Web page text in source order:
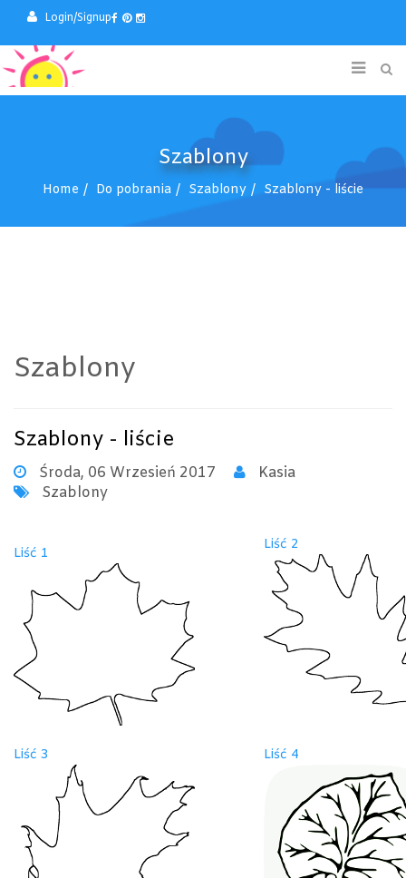
Login/Signup
Szablony
Home Do pobrania Szablony Szablony - liście
Szablony
Szablony - liście
Środa, 06 Wrzesień 2017
Kasia
Szablony
Liść 1
Liść 2
Liść 3 Liść 4